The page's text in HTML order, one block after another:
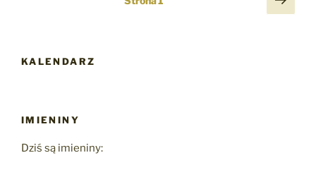
KALENDARZ
IMIENINY
Dziś są imieniny: